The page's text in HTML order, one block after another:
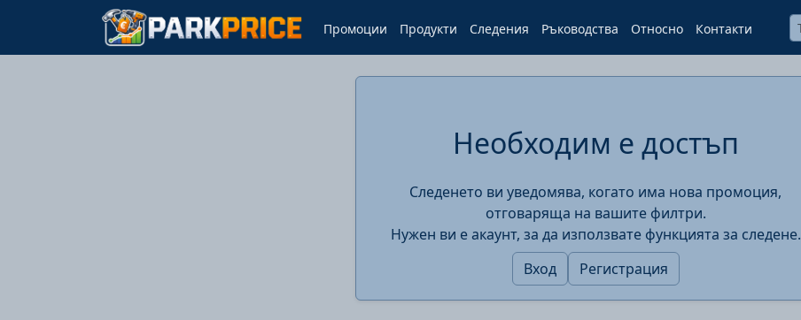
Промоции Продукти Следения Ръководства Относно Контакти
Необходим е достъп
Следенето ви уведомява, когато има нова промоция,
отговаряща на вашите филтри.
Нужен ви е акаунт, за да използвате функцията за следене.
Вход
Регистрация